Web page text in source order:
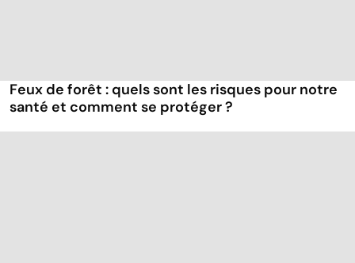
Feux de forêt : quels sont les risques pour notre
santé et comment se protéger ?